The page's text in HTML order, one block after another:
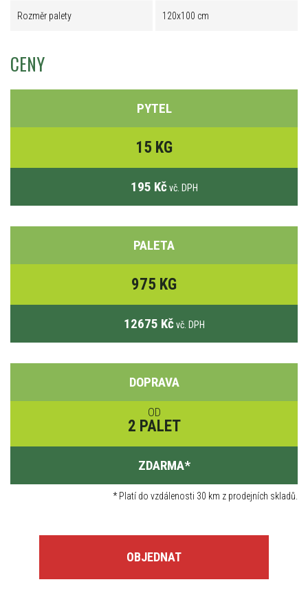
Rozměr palety 120x100 cm
CENY
PYTEL
15 KG
195 Kč vč. DPH
PALETA
975 KG
12675 Kč vč. DPH
DOPRAVA
OD
2 PALET
ZDARMA*
*Platí do vzdálenosti 30 km z prodejních skladů.
OBJEDNAT